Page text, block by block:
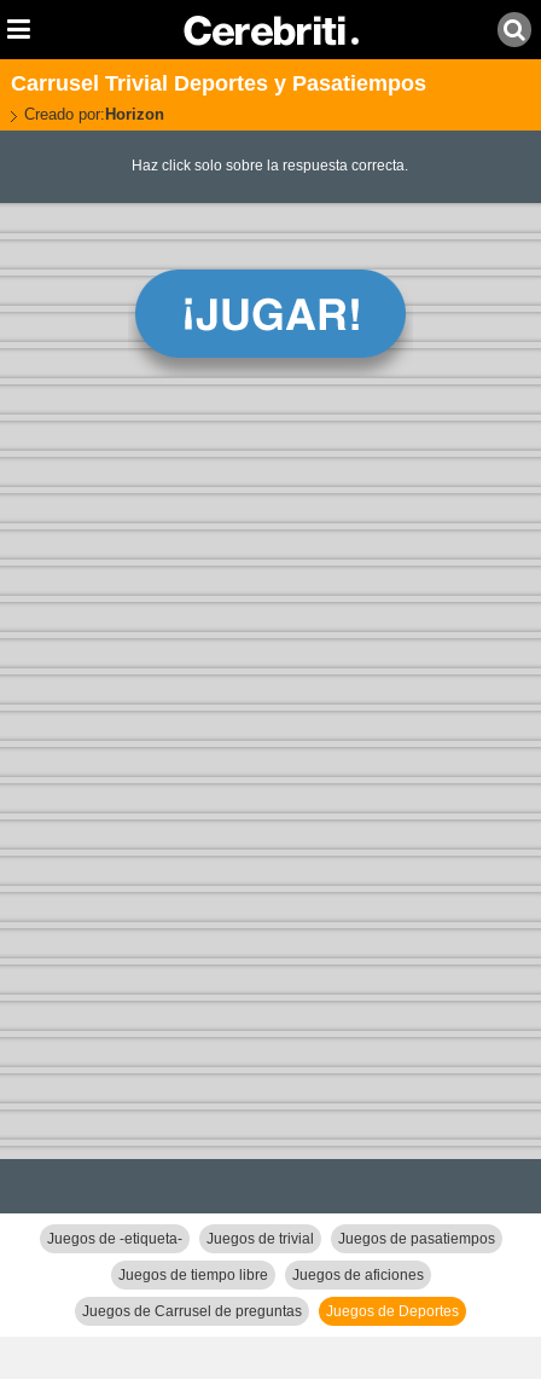
Carrusel Trivial Deportes y Pasatiempos
Creado por: Horizon
Haz click solo sobre la respuesta correcta.
Juegos de -etiqueta- Juegos de trivial Juegos de pasatiempos
Juegos de tiempo libre Juegos de aficiones
Juegos de Carrusel de preguntas Juegos de Deportes